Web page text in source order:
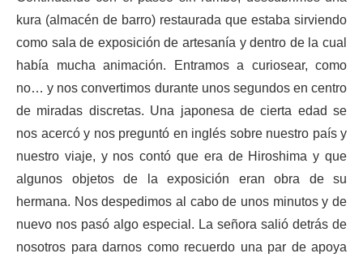
kura (almacén de barro) restaurada que estaba sirviendo
como sala de exposición de artesanía y dentro de la cual
había mucha animación. Entramos a curiosear, como
no… y nos convertimos durante unos segundos en centro
de miradas discretas. Una japonesa de cierta edad se
nos acercó y nos preguntó en inglés sobre nuestro país y
nuestro viaje, y nos contó que era de Hiroshima y que
algunos objetos de la exposición eran obra de su
hermana. Nos despedimos al cabo de unos minutos y de
nuevo nos pasó algo especial. La señora salió detrás de
nosotros para darnos como recuerdo una par de apoya